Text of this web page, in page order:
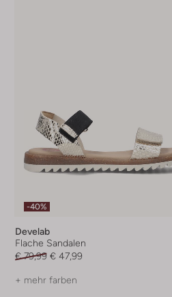
-40%
Develab
Flache Sandalen
€ 79,99 € 47,99
+ mehr farben